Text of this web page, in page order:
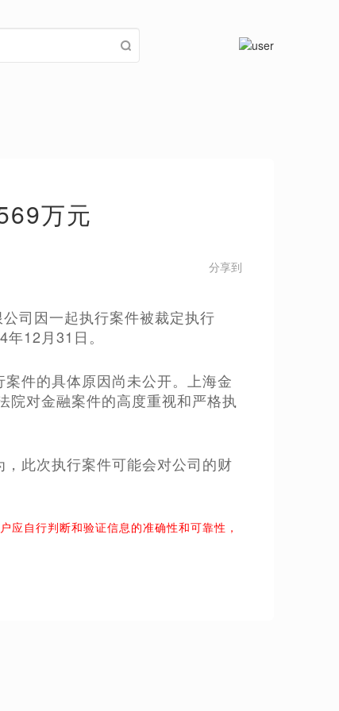
万元
分享到
司因一起执行案件被裁定执行
12月31日。
件的具体原因尚未公开。上海金
对金融案件的高度重视和严格执
此次执行案件可能会对公司的财
应自行判断和验证信息的准确性和可靠性，